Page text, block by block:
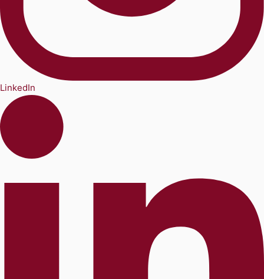
LinkedIn